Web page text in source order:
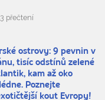
přečtení
ostrovy: 9 pevnin v
tisíc odstínů zelené
kam až oko
Poznejte
kout Evropy!